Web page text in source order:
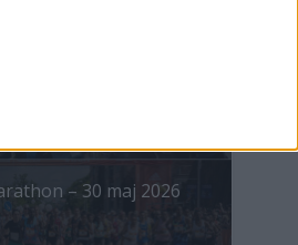
– 30 maj 2026